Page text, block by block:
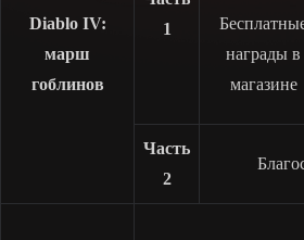
Diablo IV:
марш
гоблинов
1
награды в
магазине
Часть
2